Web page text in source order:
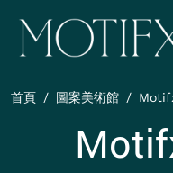
ITEM 1
ITEM 4
首頁 圖案美術館